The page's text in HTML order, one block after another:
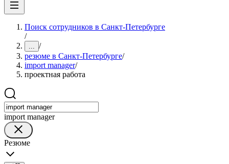
Поиск сотрудников в Санкт-Петербурге
/
... /
резюме в Санкт-Петербурге/
import manager/
проектная работа
import manager
Резюме